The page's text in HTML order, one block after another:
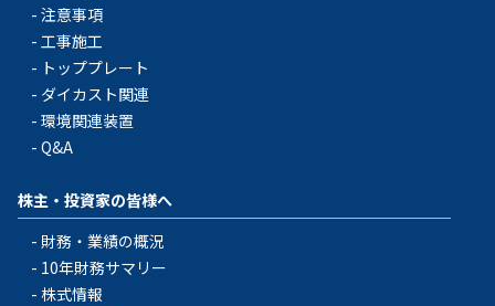
注意事項
工事施工
トッププレート
ダイカスト関連
環境関連装置
Q&A
株主・投資家の皆様へ
財務・業績の概況
10年財務サマリー
株式情報